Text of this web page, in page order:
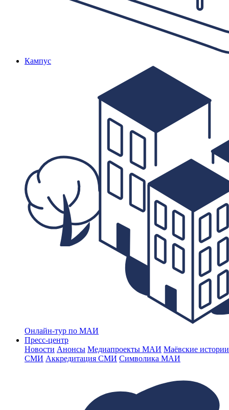
Кампус
Онлайн-тур по МАИ
Пресс-центр
Новости Анонсы Медиапроекты МАИ Маёвские
СМИ Аккредитация СМИ Символика МАИ